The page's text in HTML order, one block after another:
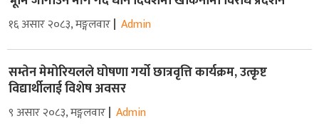
१६ असार २०८३, मङ्गलवार Admin
सम्तेन मेमोरियलले घोषणा गर्यो छात्रवृत्ति कार्यक्रम, उत्कृष्ट
विद्यार्थीलाई विशेष अवसर
९ असार २०८३, मङ्गलवार Admin